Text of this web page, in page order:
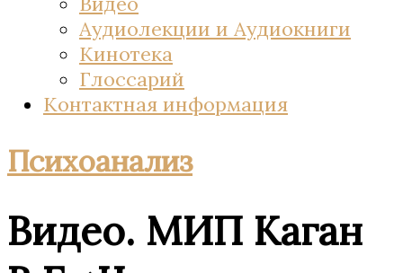
Аудиолекции и Аудиокниги
Кинотека
Глоссарий
Контактная информация
Психоанализ
Видео. МИП Каган